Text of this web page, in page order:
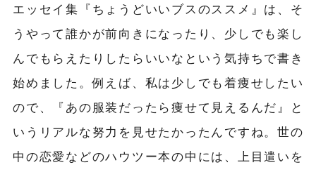
エッセイ集『ちょうどいいブスのススメ』は、そ
うやって誰かが前向きになったり、少しでも楽し
んでもらえたりしたらいいなという気持ちで書き
始めました。例えば、私は少しでも着痩せしたい
ので、『あの服装だったら痩せて見えるんだ』と
いうリアルな努力を見せたかったんですね。世の
中の恋愛などのハウツー本の中には、上目遣いを